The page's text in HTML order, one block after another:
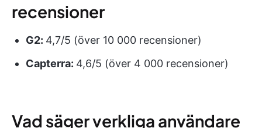
recensioner
G2: 4,7/5 (över 10 000 recensioner)
Capterra: 4,6/5 (över 4 000 recensioner)
Vad säger verkliga användare